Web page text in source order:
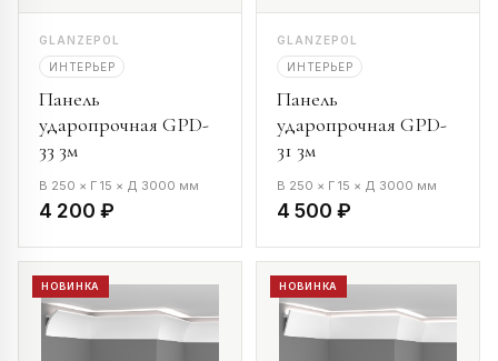
GLANZEPOL
ИНТЕРЬЕР
Панель
ударопрочная GPD-
33 3м
В 250 × Г 15 × Д 3000 мм
4 200 ₽
GLANZEPOL
ИНТЕРЬЕР
Панель
ударопрочная GPD-
31 3м
В 250 × Г 15 × Д 3000 мм
4 500 ₽
НОВИНКА НОВИНКА